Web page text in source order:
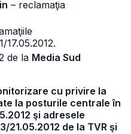
– reclamaţia
17.05.2012.
de la Media Sud
cu privire la
la posturile centrale în
şi adresele
21.05.2012 de la TVR şi